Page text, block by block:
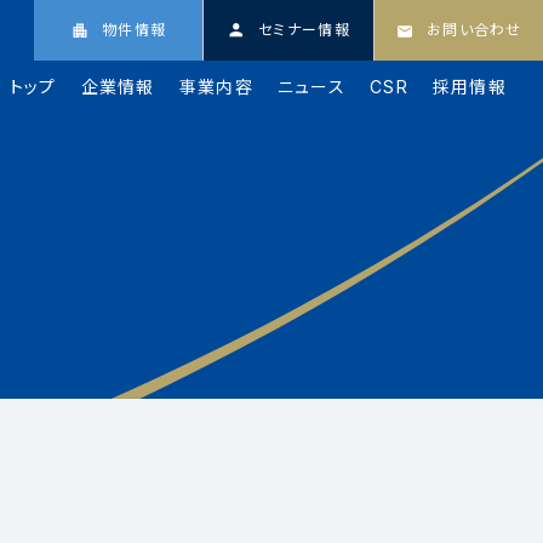
物件情報 セミナー情報 お問い合わせ
トップ 企業情報 事業内容 ニュース CSR 採用情報